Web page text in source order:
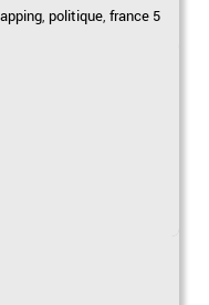
, politique,france 5